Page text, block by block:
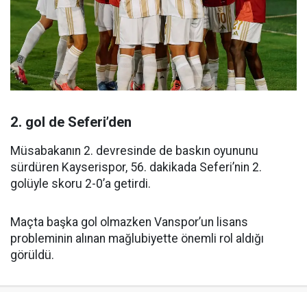
2. gol de Seferi’den
Müsabakanın 2. devresinde de baskın oyununu
sürdüren Kayserispor, 56. dakikada Seferi’nin 2.
golüyle skoru 2-0’a getirdi.
Maçta başka gol olmazken Vanspor’un lisans
probleminin alınan mağlubiyette önemli rol aldığı
görüldü.